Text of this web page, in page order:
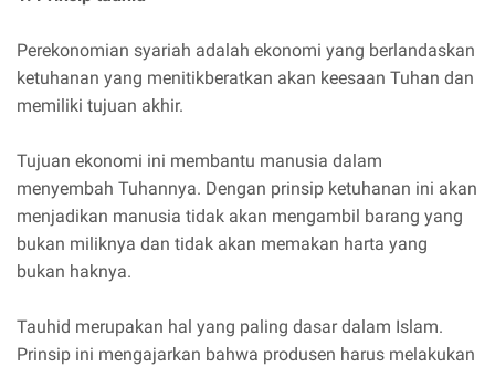
Perekonomian syariah adalah ekonomi yang berlandaskan
ketuhanan yang menitikberatkan akan keesaan Tuhan dan
memiliki tujuan akhir.
Tujuan ekonomi ini membantu manusia dalam
menyembah Tuhannya. Dengan prinsip ketuhanan ini akan
menjadikan manusia tidak akan mengambil barang yang
bukan miliknya dan tidak akan memakan harta yang
bukan haknya.
Tauhid merupakan hal yang paling dasar dalam Islam.
Prinsip ini mengajarkan bahwa produsen harus melakukan